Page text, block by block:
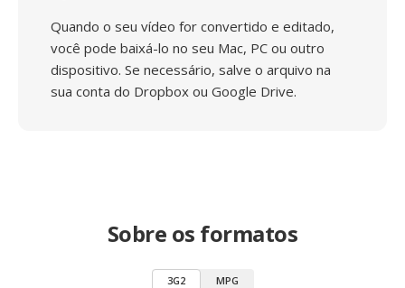
Quando o seu vídeo for convertido e editado,
você pode baixá-lo no seu Mac, PC ou outro
dispositivo. Se necessário, salve o arquivo na
sua conta do Dropbox ou Google Drive.
Sobre os formatos
3G2 MPG